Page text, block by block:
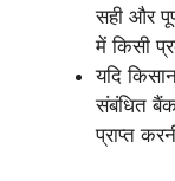
सही और
में किसी
यदि
संबंधित
प्राप्त